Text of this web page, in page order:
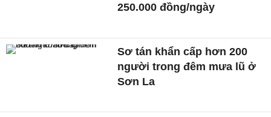
250.000 đồng/ngày
Sơ tán khẩn cấp hơn 200
người trong đêm mưa lũ ở
Sơn La